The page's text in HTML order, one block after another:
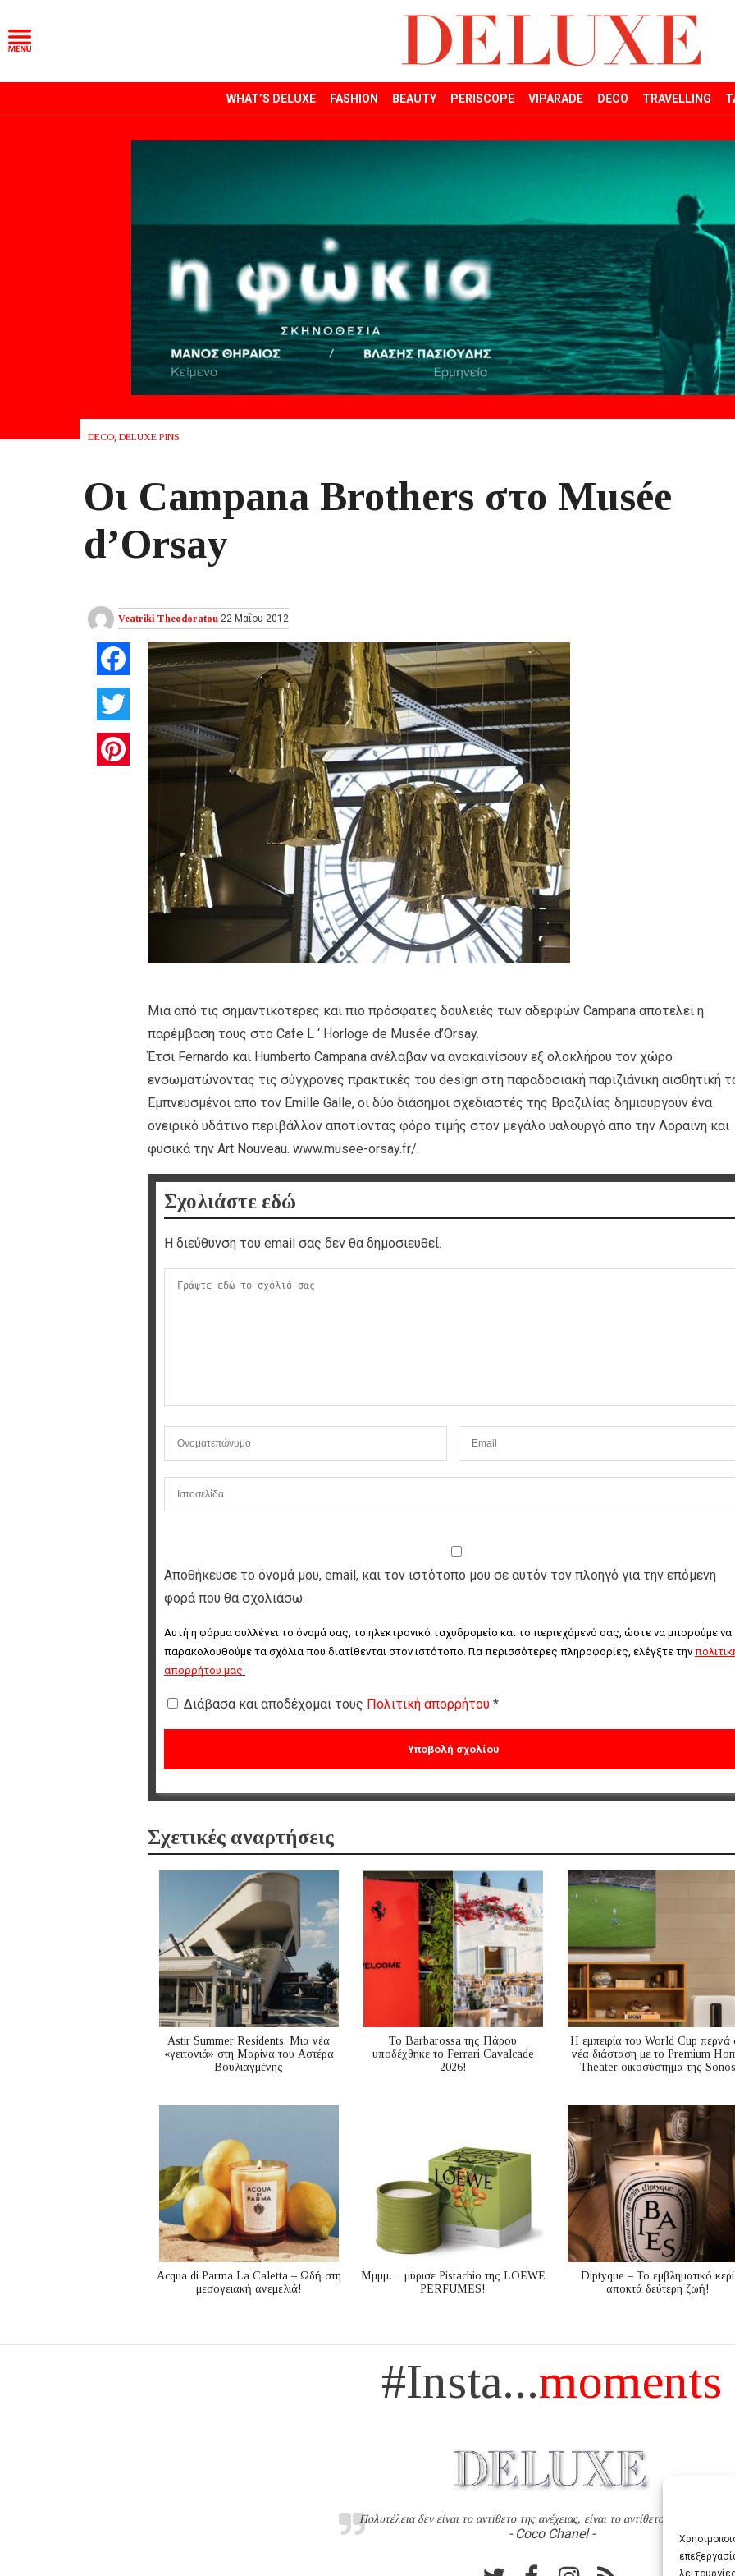
WHAT’S DELUXE FASHION BEAUTY PERISCOPE VIPARADE DECO TRAVELLING
DECO, DELUXE PINS
Oι Campana Brothers στο Musée
d’Orsay
Veatriki Theodoratou 22 Μαΐου 2012
Facebook
Pinterest
Μια από τις σημαντικότερες και πιο πρόσφατες δουλειές των αδερφών Campana αποτελεί η
παρέμβαση τους στο Cafe L ‘ Horloge de Musée d’Orsay.
Έτσι Fernardo και Humberto Campana ανέλαβαν να ανακαινίσουν εξ ολοκλήρου τον χώρο
ενσωματώνοντας τις σύγχρονες πρακτικές του design στη παραδοσιακή παριζιάνικη αισθητική
Εμπνευσμένοι από τον Emille Galle, οι δύο διάσημοι σχεδιαστές της Βραζιλίας δημιουργούν ένα
ονειρικό υδάτινο περιβάλλον αποτίοντας φόρο τιμής στον μεγάλο υαλουργό από την Λοραίνη και
φυσικά την Art Nouveau. www.musee-orsay.fr/.
Σχολιάστε εδώ
Η διεύθυνση του email σας δεν θα δημοσιευθεί.
Αποθήκευσε το όνομά μου, email, και τον ιστότοπο μου σε αυτόν τον πλοηγό για την επόμενη
φορά που θα σχολιάσω.
Αυτή η φόρμα συλλέγει το όνομά σας, το ηλεκτρονικό ταχυδρομείο και το περιεχόμενό σας, ώστε να μπορούμε να
παρακολουθούμε τα σχόλια που διατίθενται στον ιστότοπο. Για περισσότερες πληροφορίες, ελέγξτε την
απορρήτου μας.
Διάβασα και αποδέχομαι τους Πολιτική απορρήτου *
Σχετικές αναρτήσεις
Astir Summer Residents: Μια νέα
«γειτονιά» στη Μαρίνα του Αστέρα
Βουλιαγμένης
Το Barbarossa της Πάρου
υποδέχθηκε το Ferrari Cavalcade
2026!
Η εμπειρία του World Cup περνά
νέα διάσταση με το Premium
Theater οικοσύστημα της Sonos
Acqua di Parma La Caletta – Ωδή στη
μεσογειακή ανεμελιά!
Μμμμ… μύρισε Pistachio της LOEWE
PERFUMES!
Diptyque – Το εμβληματικό κερί
αποκτά δεύτερη ζωή!
#Insta...moments
Πολυτέλεια δεν είναι το αντίθετο της ανέχειας, είναι το αντίθετο της
- Coco Chanel -